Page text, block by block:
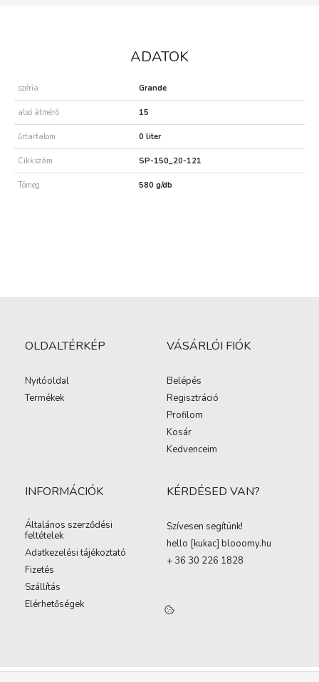
ADATOK
széria Grande
alsó átmérő 15
űrtartalom 0 liter
Cikkszám SP-150_20-121
Tömeg 580 g/db
OLDALTÉRKÉP
Nyitóoldal
Termékek
VÁSÁRLÓI FIÓK
Belépés
Regisztráció
Profilom
Kosár
Kedvenceim
INFORMÁCIÓK
Általános szerződési
feltételek
Adatkezelési tájékoztató
Fizetés
Szállítás
Elérhetőségek
KÉRDÉSED VAN?
Szívesen segítünk!
hello [kukac] blooomy.hu
+ 36 30 226 1828